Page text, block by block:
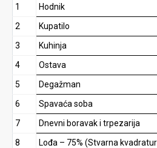
1 Hodnik
2
Kupatilo
3
Kuhinja
4
Ostava
5
Degažman
6
Spavaća soba
7
Dnevni boravak i trpezarija
8
Lođa – 75% (Stvarna